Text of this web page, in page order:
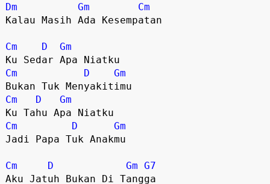
Dm
Gm
Cm
Kalau Masih Ada Kesempatan
Cm D
Gm
Cm
D
Gm
Cm
D
Gm
Cm
D
Gm
Jadi Papa Tuk Anakmu
Cm D Gm G7